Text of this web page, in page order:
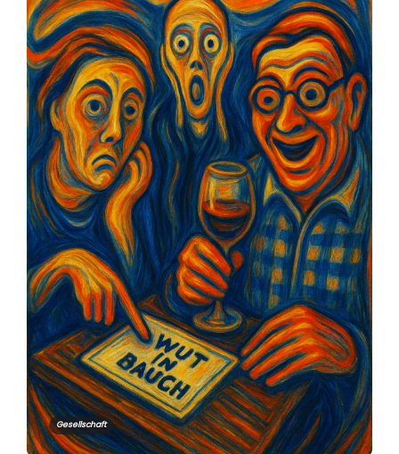
Gesellschaft